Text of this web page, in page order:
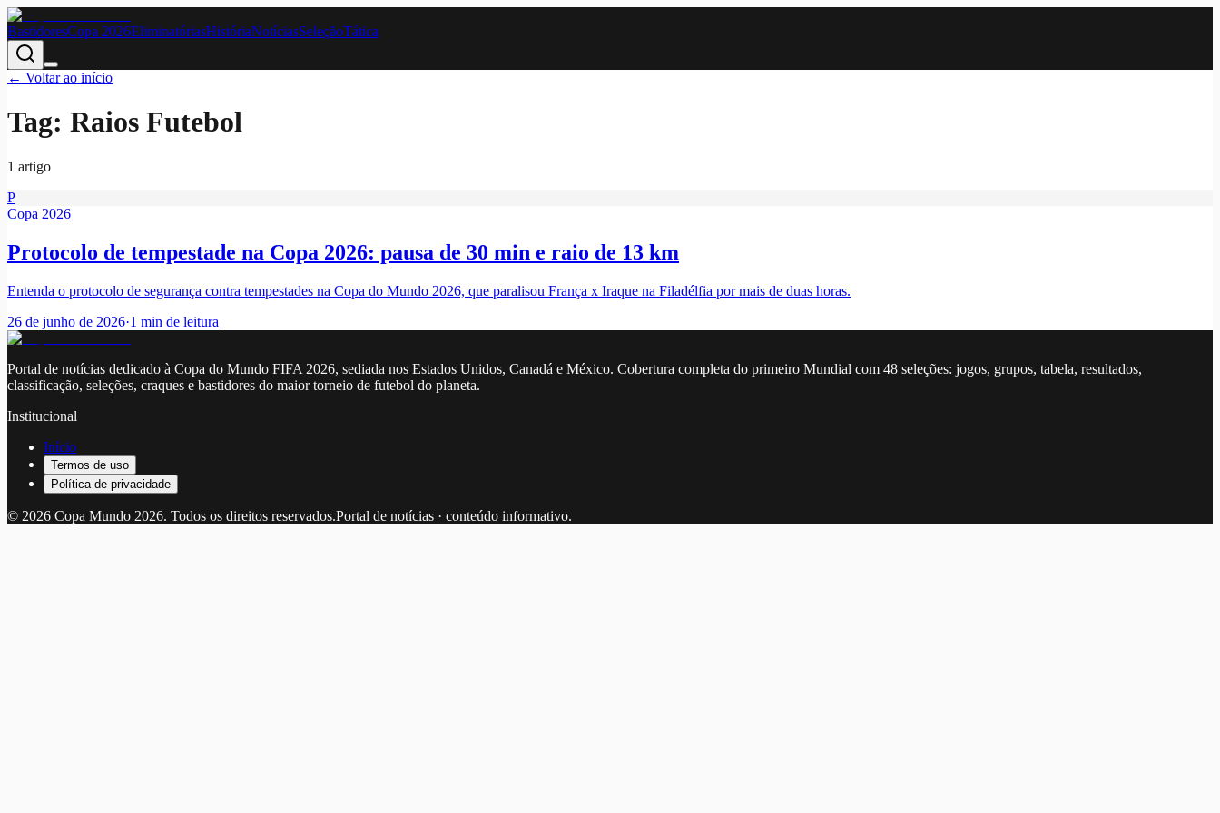
BastidoresCopa 2026EliminatóriasHistóriaNotíciasSeleçãoTática
← Voltar ao início
Tag: Raios Futebol
1 artigo
P
Copa 2026
Protocolo de tempestade na Copa 2026: pausa de 30 min e raio de 13 km
Entenda o protocolo de segurança contra tempestades na Copa do Mundo 2026, que paralisou França x Iraque na Filadélfia por mais de duas horas.
26 de junho de 2026·1 min de leitura
Portal de notícias dedicado à Copa do Mundo FIFA 2026, sediada nos Estados Unidos, Canadá e México. Cobertura completa do primeiro Mundial com 48 seleções: jogos, grupos, tabela, resultados,
classificação, seleções, craques e bastidores do maior torneio de futebol do planeta.
Institucional
Início
Termos de uso
Política de privacidade
© 2026 Copa Mundo 2026. Todos os direitos reservados.Portal de notícias · conteúdo informativo.